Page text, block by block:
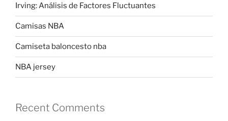
Irving: Análisis de Factores Fluctuantes
Camisas NBA
Camiseta baloncesto nba
NBA jersey
Recent Comments